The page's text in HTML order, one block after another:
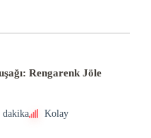
Rengarenk Jöle
dakika Kolay